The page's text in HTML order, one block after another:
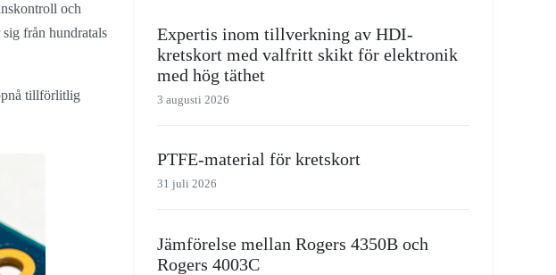
och
från hundratals
tillförlitlig
Expertis inom tillverkning av HDI-
kretskort med valfritt skikt för elektronik
med hög täthet
3 augusti 2026
PTFE-material för kretskort
31 juli 2026
Jämförelse mellan Rogers 4350B och
Rogers 4003C